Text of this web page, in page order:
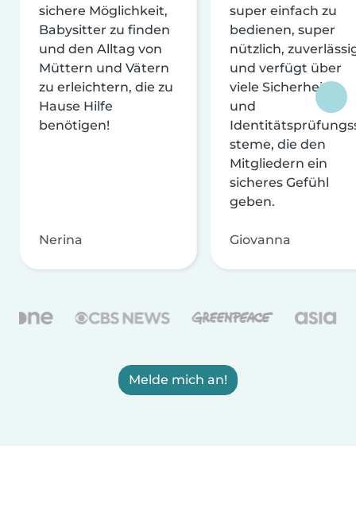
sichere Möglichkeit,
Babysitter zu finden
und den Alltag von
Müttern und Vätern
zu erleichtern, die zu
Hause Hilfe
benötigen!
Nerina
super einfach zu
bedienen, super
nützlich,
und verfügt über
viele Sicherheits-
und
steme, die den
Mitgliedern ein
sicheres Gefühl
geben.
Giovanna
Melde mich an!